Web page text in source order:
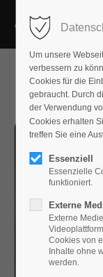
Um unsere
verbessern zu
Cookies für die
gebraucht. Durch
der Verwendung
Cookies erhalten
treffen Sie eine
Essenziell
Essenzielle
funktioniert.
Externe
Externe
Cookies von
Inhalte ohne
werden.